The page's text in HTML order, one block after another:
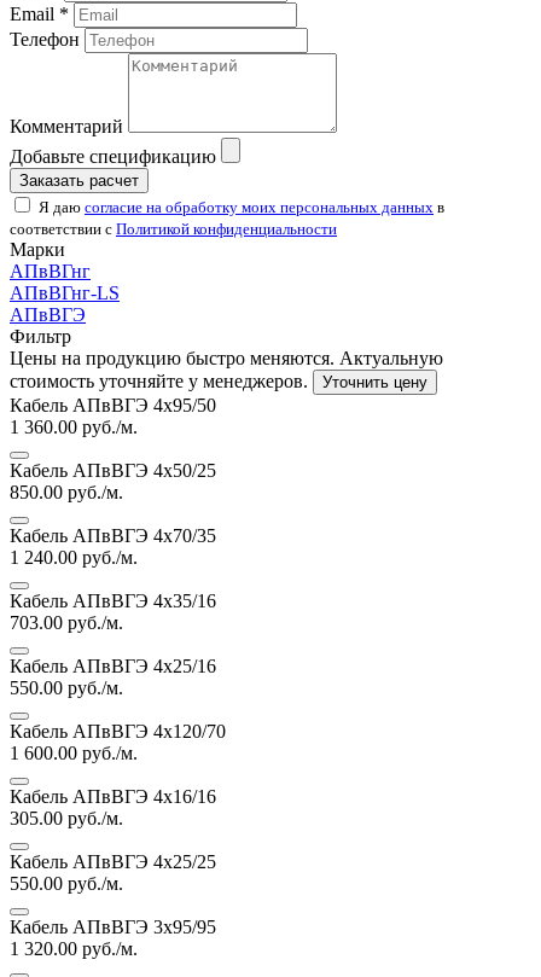
Email *
Телефон
Комментарий
Добавьте спецификацию
Заказать расчет
Я даю согласие на обработку моих персональных данных в
соответствии с Политикой конфиденциальности
Марки
АПвВГнг
АПвВГнг-LS
АПвВГЭ
Фильтр
Цены на продукцию быстро меняются. Актуальную
стоимость уточняйте у менеджеров.
Уточнить цену
Кабель АПвВГЭ 4х95/50
1 360.00 руб./м.
Кабель АПвВГЭ 4х50/25
850.00 руб./м.
Кабель АПвВГЭ 4х70/35
1 240.00 руб./м.
Кабель АПвВГЭ 4х35/16
703.00 руб./м.
Кабель АПвВГЭ 4х25/16
550.00 руб./м.
Кабель АПвВГЭ 4х120/70
1 600.00 руб./м.
Кабель АПвВГЭ 4х16/16
305.00 руб./м.
Кабель АПвВГЭ 4х25/25
550.00 руб./м.
Кабель АПвВГЭ 3х95/95
1 320.00 руб./м.